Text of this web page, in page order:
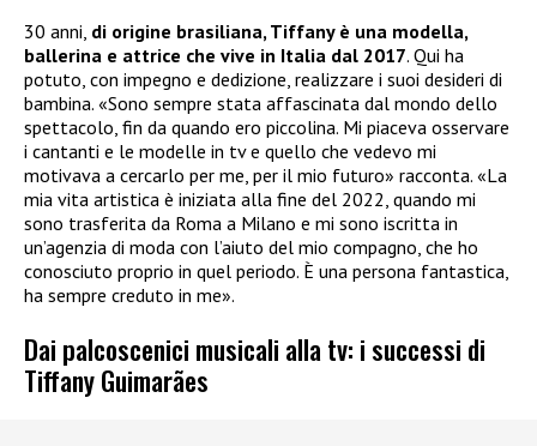
30 anni, di origine brasiliana, Tiffany è una modella,
ballerina e attrice che vive in Italia dal 2017. Qui ha
potuto, con impegno e dedizione, realizzare i suoi desideri di
bambina. «Sono sempre stata affascinata dal mondo dello
spettacolo, fin da quando ero piccolina. Mi piaceva osservare
i cantanti e le modelle in tv e quello che vedevo mi
motivava a cercarlo per me, per il mio futuro» racconta. «La
mia vita artistica è iniziata alla fine del 2022, quando mi
sono trasferita da Roma a Milano e mi sono iscritta in
un’agenzia di moda con l’aiuto del mio compagno, che ho
conosciuto proprio in quel periodo. È una persona fantastica,
ha sempre creduto in me».
Dai palcoscenici musicali alla tv: i successi di
Tiffany Guimarães